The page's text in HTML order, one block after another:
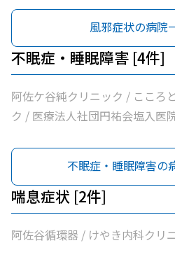
人社団昇陽会阿佐谷すずき診療
団明笙会たけうち内科 / 医療法
院 / 医療法人社団蘭松会蘭松医
浦整形外科内科 / シャレール荻
風邪症状の病院
不眠症・睡眠障害 [4件]
阿佐ケ谷純クリニック / こころ
ク / 医療法人社団円祐会塩入医
不眠症・睡眠障害の
喘息症状 [2件]
阿佐谷循環器 / けやき内科クリ